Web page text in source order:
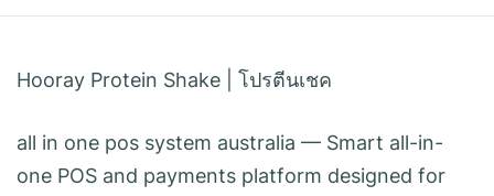
Hooray Protein Shake โปรตีนเชค
all in one pos system australia — Smart all-in-
one POS and payments platform designed for